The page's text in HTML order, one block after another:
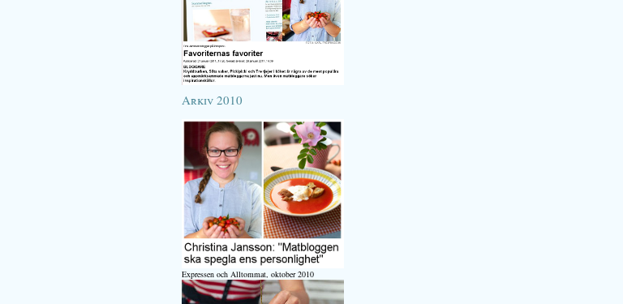
Arkiv 2010
Expressen och Alltommat, oktober 2010